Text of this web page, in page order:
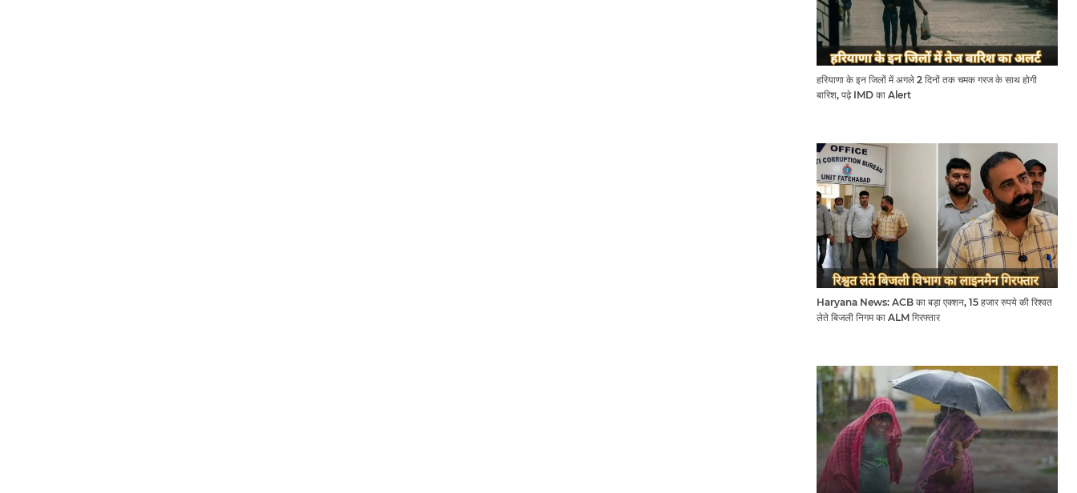
हरियाणा के इन जिलों में अगले 2 दिनों तक चमक गरज के साथ होगी
बारिश, पढ़े IMD का Alert
Haryana News: ACB का बड़ा एक्शन, 15 हजार रुपये की रिश्वत
लेते बिजली निगम का ALM गिरफ्तार